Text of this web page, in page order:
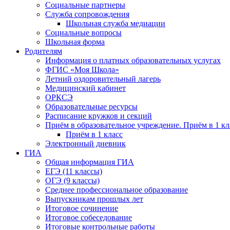
Социальные партнеры
Служба сопровождения
Школьная служба медиации
Социальные вопросы
Школьная форма
Родителям
Информация о платных образовательных услугах
ФГИС «Моя Школа»
Летний оздоровительный лагерь
Медицинский кабинет
ОРКСЭ
Образовательные ресурсы
Расписание кружков и секций
Приём в образовательное учреждение. Приём в 1
Приём в 1 класс
Электронный дневник
ГИА
Общая информация ГИА
ЕГЭ (11 классы)
ОГЭ (9 классы)
Среднее профессиональное образование
Выпускникам прошлых лет
Итоговое сочинение
Итоговое собеседование
Итоговые контрольные работы